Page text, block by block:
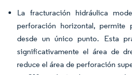
La fracturación hidráulica
perforación horizontal, permite
desde un único punto. Esta
significativamente el área de
reduce el área de perforación